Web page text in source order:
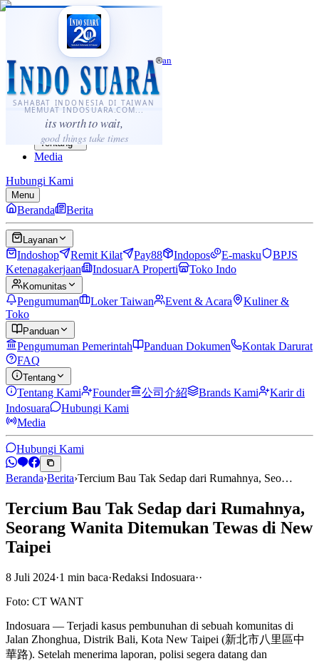
SAHABAT INDONESIA DI TAIWAN
MEMUAT INDOSUARA.COM...
its worth to wait,
good things take times
·...
⌘K
Sahabat Indonesia di Taiwan
Berita
Layanan
Komunitas
Panduan
Tentang
Media
Hubungi Kami
Menu
Beranda Berita
Layanan
Indoshop Remit Kilat Pay88 Indopos E-masku
BPJS
Ketenagakerjaan
IndosuarA Properti Toko Indo
Komunitas
Pengumuman Loker Taiwan Event & Acara
Kuliner &
Toko
Panduan
Pengumuman Pemerintah Panduan Dokumen
Kontak Darurat
FAQ
Tentang
Tentang Kami Founder 公司介紹 Brands Kami
Karir di
Indosuara
Hubungi Kami
Media
Hubungi Kami
Beranda›Berita›Tercium Bau Tak Sedap dari Rumahnya, Seo…
Tercium Bau Tak Sedap dari Rumahnya,
Seorang Wanita Ditemukan Tewas di New
Taipei
8 Juli 2024·1 min baca·Redaksi Indosuara··
Foto: CT WANT
Indosuara — Terjadi kasus pembunuhan di sebuah komunitas di
Jalan Zhonghua, Distrik Bali, Kota New Taipei (新北市八里區中
華路). Setelah menerima laporan, polisi segera datang dan